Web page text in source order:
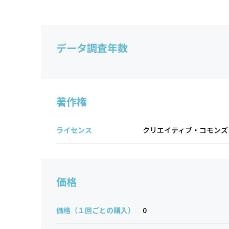
データ調査年数
著作権
ライセンス クリエイティブ・コモンズ
価格
価格（１回ごとの購入） 0